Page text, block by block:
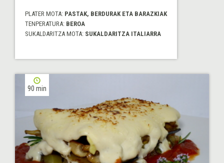
PLATER MOTA: PASTAK, BERDURAK ETA BARAZKIAK
TENPERATURA: BEROA
SUKALDARITZA MOTA: SUKALDARITZA ITALIARRA
90 min